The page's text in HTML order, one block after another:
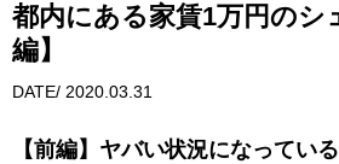
都内にある家賃1万円のシ
編】
DATE/ 2020.03.31
【前編】ヤバい状況になってい